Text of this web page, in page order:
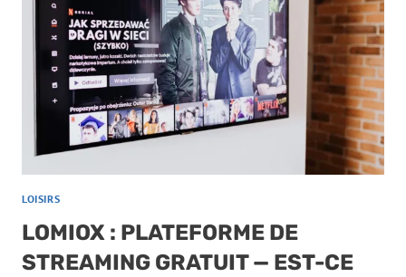
LOISIRS
LOMIOX : PLATEFORME DE
STREAMING GRATUIT — EST-CE